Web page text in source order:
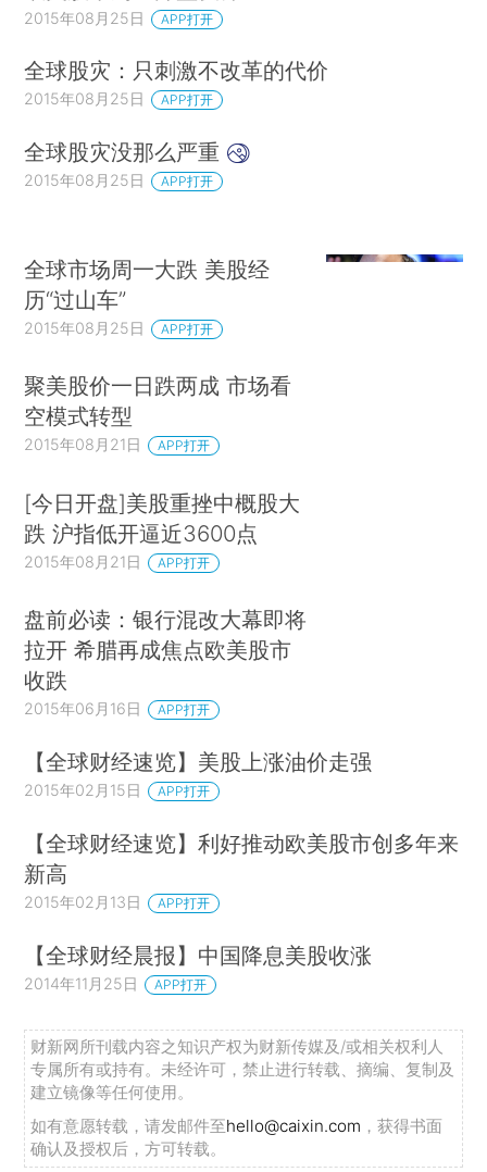
2015年08月25日 APP打开
全球股灾：只刺激不改革的代价
2015年08月25日 APP打开
全球股灾没那么严重
2015年08月25日 APP打开
全球市场周一大跌 美股经
历“过山车”
2015年08月25日 APP打开
聚美股价一日跌两成 市场看
空模式转型
2015年08月21日 APP打开
[今日开盘]美股重挫中概股大
跌 沪指低开逼近3600点
2015年08月21日 APP打开
盘前必读：银行混改大幕即将
拉开 希腊再成焦点欧美股市
收跌
2015年06月16日 APP打开
【全球财经速览】美股上涨油价走强
2015年02月15日 APP打开
【全球财经速览】利好推动欧美股市创多年来
新高
2015年02月13日 APP打开
【全球财经晨报】中国降息美股收涨
2014年11月25日 APP打开
财新网所刊载内容之知识产权为财新传媒及/或相关权利人
专属所有或持有。未经许可，禁止进行转载、摘编、复制及
建立镜像等任何使用。
如有意愿转载，请发邮件至hello@caixin.com ，获得书面
确认及授权后，方可转载。